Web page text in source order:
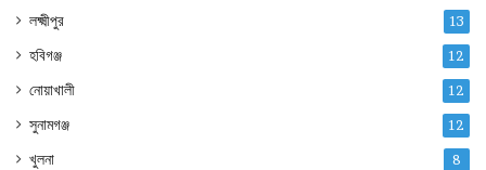
লক্ষ্মীপুর 13
হবিগঞ্জ 12
নোয়াখালী 12
সুনামগঞ্জ 12
খুলনা 8